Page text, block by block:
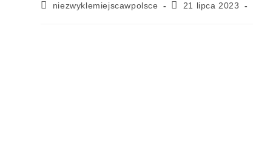
niezwyklemiejscawpolsce 21 lipca 2023